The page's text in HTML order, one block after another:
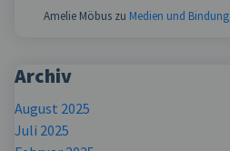
Amelie Möbus zu Medien und Bindung
Archiv
August 2025
Juli 2025